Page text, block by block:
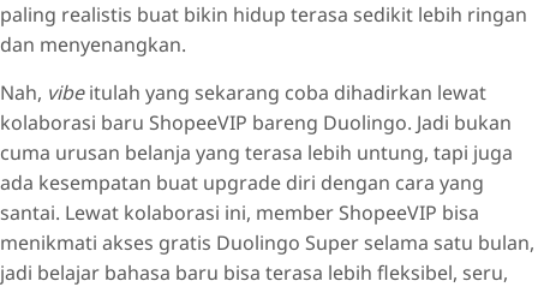
paling realistis buat bikin hidup terasa sedikit lebih ringan
dan menyenangkan.
Nah, vibeitulah yang sekarang coba dihadirkan lewat
kolaborasi baru ShopeeVIP bareng Duolingo. Jadi bukan
cuma urusan belanja yang terasa lebih untung, tapi juga
ada kesempatan buat upgrade diri dengan cara yang
santai. Lewat kolaborasi ini, member ShopeeVIP bisa
menikmati akses gratis Duolingo Super selama satu bulan,
jadi belajar bahasa baru bisa terasa lebih fleksibel, seru,